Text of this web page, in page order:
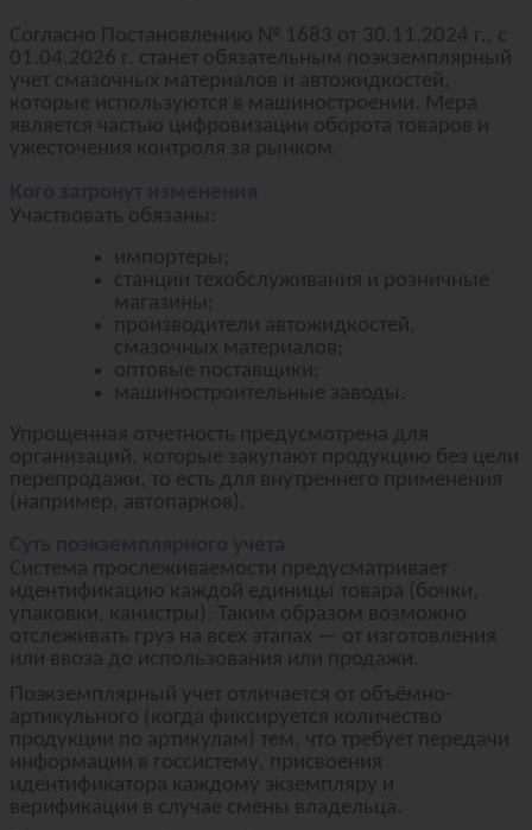
Согласно Постановлению № 1683 от 30.11.2024 г., с
01.04.2026 г. станет обязательным поэкземплярный
учет смазочных материалов и автожидкостей,
которые используются в машиностроении. Мера
является частью цифровизации оборота товаров и
ужесточения контроля за рынком.
Участвовать обязаны:
импортеры;
станции техобслуживания и розничные
магазины;
производители автожидкостей,
смазочных материалов;
оптовые поставщики;
машиностроительные заводы.
Упрощенная отчетность предусмотрена для
организаций, которые закупают продукцию без цели
перепродажи, то есть для внутреннего применения
(например, автопарков).
Система прослеживаемости предусматривает
идентификацию каждой единицы товара (бочки,
упаковки, канистры). Таким образом возможно
отслеживать груз на всех этапах — от изготовления
или ввоза до использования или продажи.
Поэкземплярный учет отличается от объёмно-
артикульного (когда фиксируется количество
продукции по артикулам) тем, что требует передачи
информации в госсистему, присвоения
идентификатора каждому экземпляру и
верификации в случае смены владельца.